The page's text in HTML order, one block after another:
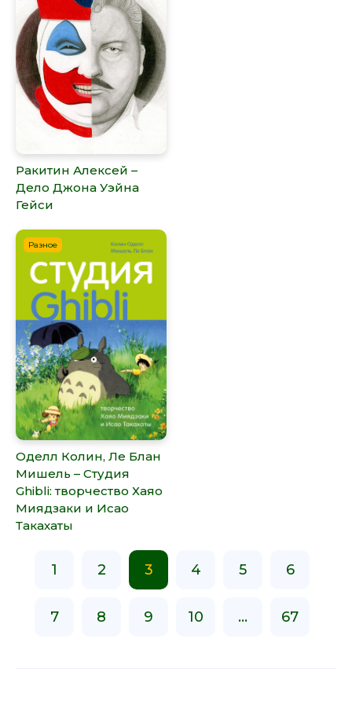
Ракитин Алексей –
Дело Джона Уэйна
Гейси
Разное
Оделл Колин, Ле Блан
Мишель – Студия
Ghibli: творчество Хаяо
Миядзаки и Исао
Такахаты
1 2 3 4 5 6
7 8 9 10 ... 67